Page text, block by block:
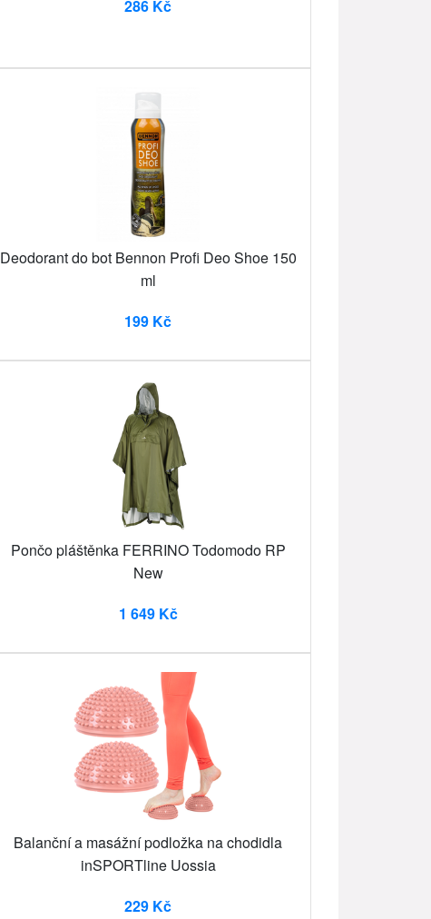
286 Kč
Deodorant do bot Bennon Profi Deo Shoe 150
ml
199 Kč
Pončo pláštěnka FERRINO Todomodo RP
New
1 649 Kč
Balanční a masážní podložka na chodidla
inSPORTline Uossia
229 Kč